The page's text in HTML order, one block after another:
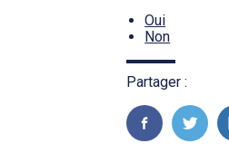
Oui
Non
Partager :
FaceBook